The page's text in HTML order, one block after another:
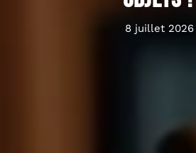
8 juillet 2026